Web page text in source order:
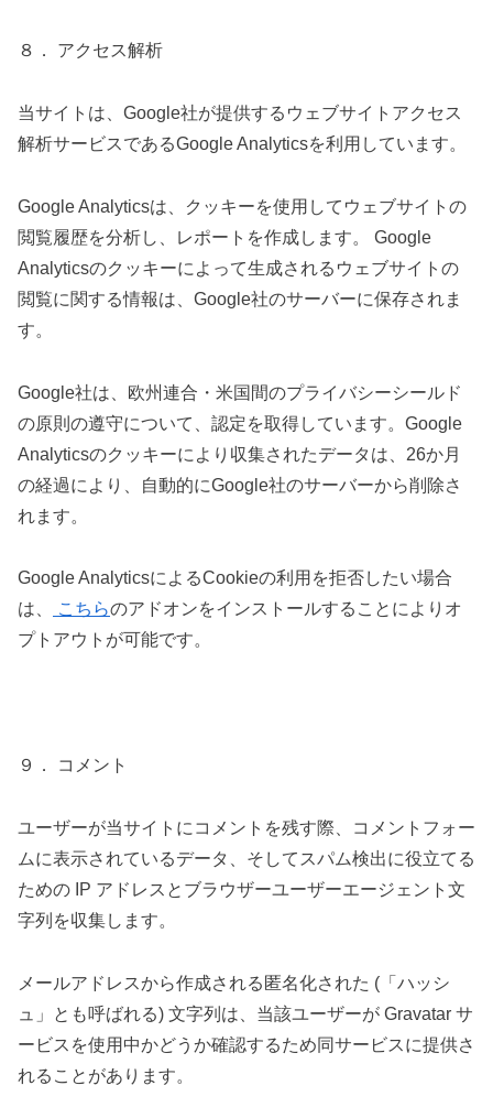
８． アクセス解析
当サイトは、Google社が提供するウェブサイトアクセス
解析サービスであるGoogle Analyticsを利用しています。
Google Analyticsは、クッキーを使用してウェブサイトの
閲覧履歴を分析し、レポートを作成します。 Google
Analyticsのクッキーによって生成されるウェブサイトの
閲覧に関する情報は、Google社のサーバーに保存されま
す。
Google社は、欧州連合・米国間のプライバシーシールド
の原則の遵守について、認定を取得しています。Google
Analyticsのクッキーにより収集されたデータは、26か月
の経過により、自動的にGoogle社のサーバーから削除さ
れます。
Google AnalyticsによるCookieの利用を拒否したい場合
は、
こちらのアドオンをインストールすることによりオ
プトアウトが可能です。
９． コメント
ユーザーが当サイトにコメントを残す際、コメントフォー
ムに表示されているデータ、そしてスパム検出に役立てる
ための IP アドレスとブラウザーユーザーエージェント文
字列を収集します。
メールアドレスから作成される匿名化された (「ハッシ
ュ」とも呼ばれる) 文字列は、当該ユーザーが Gravatar サ
ービスを使用中かどうか確認するため同サービスに提供さ
れることがあります。